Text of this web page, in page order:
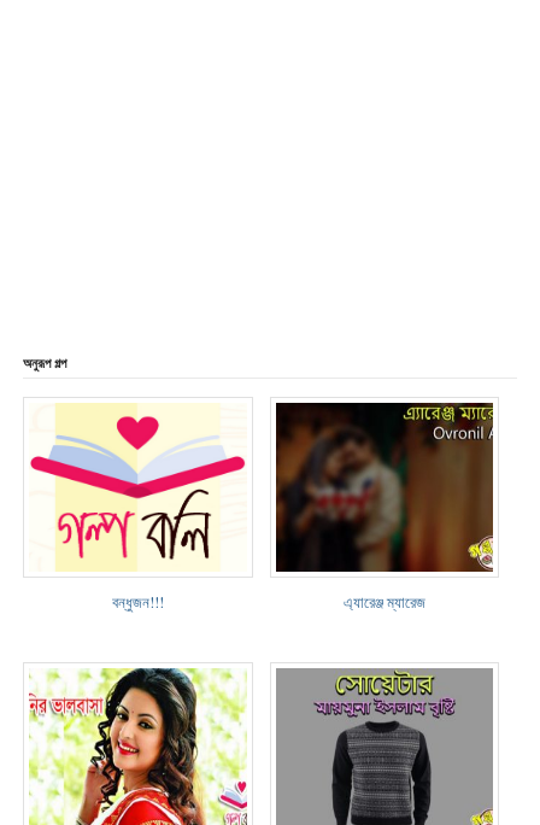
অনুরূপ গল্প
বন্ধুজন!!! এ্যারেঞ্জ ম্যারেজ